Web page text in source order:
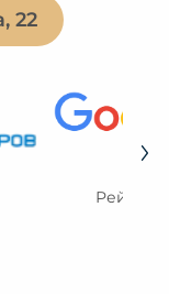
22
Рейтинг